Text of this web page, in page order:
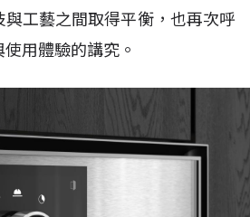
工藝之間取得平衡，也再次呼
用體驗的講究。